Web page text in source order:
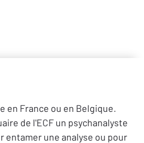
en France ou en Belgique.
de l'ECF un psychanalyste
entamer une analyse ou pour